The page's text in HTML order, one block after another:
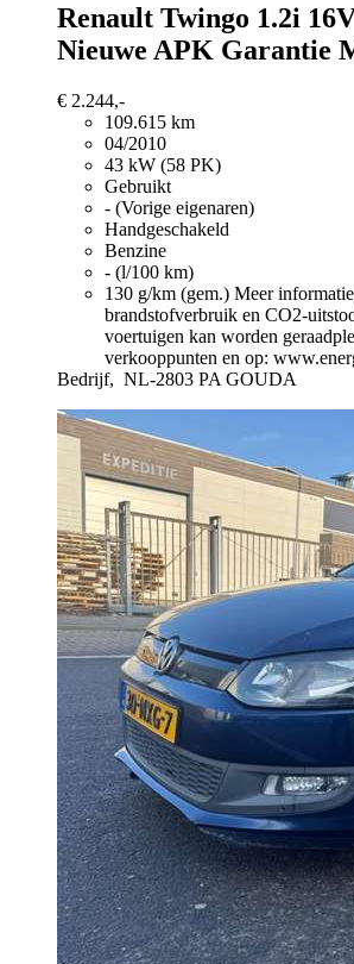
Renault Twingo 1.2i
Nieuwe APK Garantie
€ 2.244,-
109.615 km
04/2010
43 kW (58 PK)
Gebruikt
- (Vorige eigenaren)
Handgeschakeld
Benzine
- (l/100 km)
130 g/km (gem.) Meer
brandstofverbruik en CO2-
voertuigen kan worden
verkooppunten en op:
Bedrijf, NL-2803 PA GOUDA